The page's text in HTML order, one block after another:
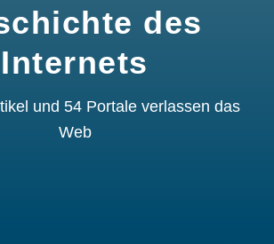
des
Internets
und 54 Portale verlassen das
Web